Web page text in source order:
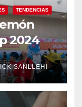
TENDENCIAS
2024
SANLLEHI